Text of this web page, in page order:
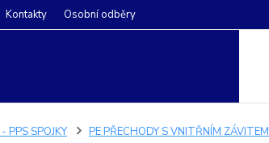
Kontakty Osobní odběry
PPS SPOJKY PE PŘECHODY S VNITŘNÍM ZÁVITEM